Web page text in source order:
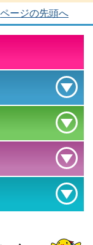
ページの先頭へ